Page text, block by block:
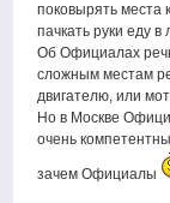
поковырять места
пачкать руки еду
Об Официалах
сложным местам
двигателю, или
Но в Москве
очень
зачем Официалы